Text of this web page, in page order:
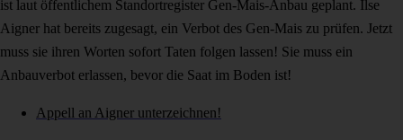
ist laut öffentlichem Standortregister Gen-Mais-Anbau geplant. Ilse
Aigner hat bereits zugesagt, ein Verbot des Gen-Mais zu prüfen. Jetzt
muss sie ihren Worten sofort Taten folgen lassen! Sie muss ein
Anbauverbot erlassen, bevor die Saat im Boden ist!
Appell an Aigner unterzeichnen!